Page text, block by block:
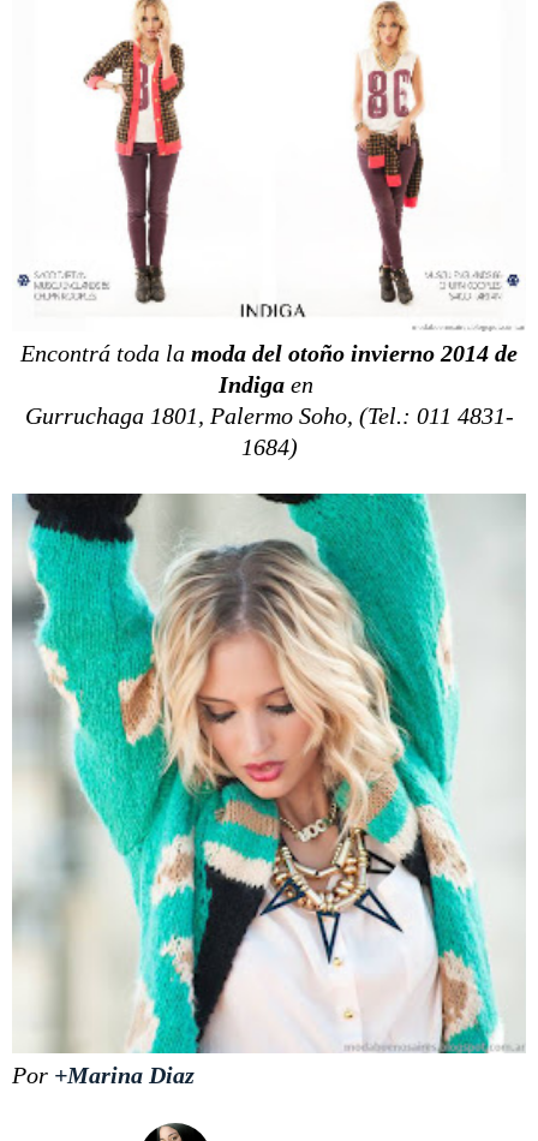
Encontrá toda la moda del otoño invierno 2014 de
Indiga en
Gurruchaga 1801, Palermo Soho, (Tel.: 011 4831-
1684)
Por +Marina Diaz